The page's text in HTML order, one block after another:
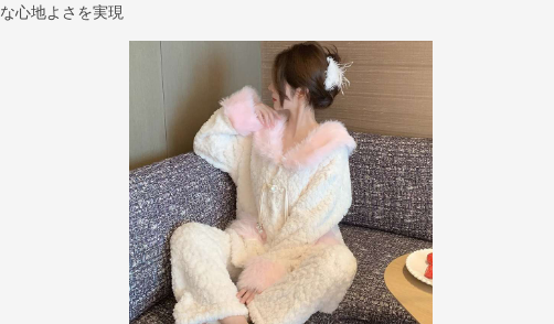
な心地よさを実現